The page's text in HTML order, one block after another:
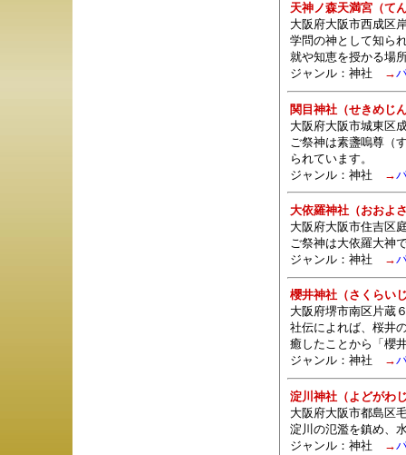
天神ノ森天満宮（て
大阪府大阪市西成区
学問の神として知ら
就や知恵を授かる場
ジャンル： 神社 →
関目神社（せきめじ
大阪府大阪市城東区
ご祭神は素盞嗚尊（
られています。
ジャンル： 神社 →
大依羅神社（おおよ
大阪府大阪市住吉区
ご祭神は大依羅大神
ジャンル： 神社 →
櫻井神社（さくらい
大阪府堺市南区片蔵
社伝によれば、桜井
癒したことから「櫻
ジャンル： 神社 →
淀川神社（よどがわ
大阪府大阪市都島区
淀川の氾濫を鎮め、
ジャンル： 神社 →